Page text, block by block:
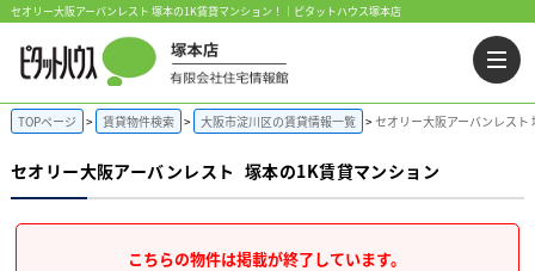
セオリー大阪アーバンレスト 塚本の1K賃貸マンション！｜ピタットハウス塚本店
TOPページ 賃貸物件検索 大阪市淀川区の賃貸情報一覧 セオリー大阪アーバンレスト
セオリー大阪アーバンレスト 塚本の1K賃貸マンション
こちらの物件は掲載が終了しています。